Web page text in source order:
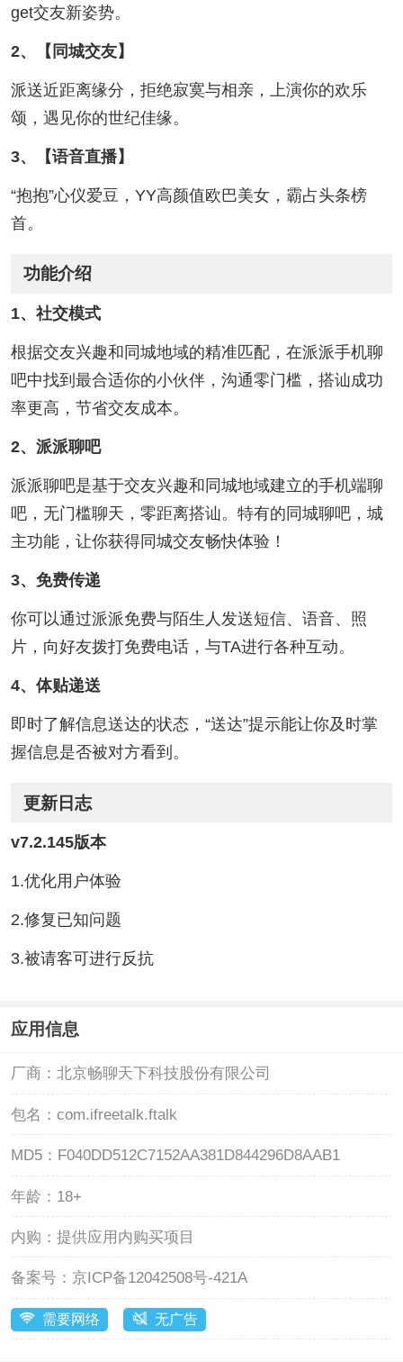
get交友新姿势。
2、【同城交友】
派送近距离缘分，拒绝寂寞与相亲，上演你的欢乐
颂，遇见你的世纪佳缘。
3、【语音直播】
“抱抱”心仪爱豆，YY高颜值欧巴美女，霸占头条榜
首。
功能介绍
1、社交模式
根据交友兴趣和同城地域的精准匹配，在派派手机聊
吧中找到最合适你的小伙伴，沟通零门槛，搭讪成功
率更高，节省交友成本。
2、派派聊吧
派派聊吧是基于交友兴趣和同城地域建立的手机端聊
吧，无门槛聊天，零距离搭讪。特有的同城聊吧，城
主功能，让你获得同城交友畅快体验！
3、免费传递
你可以通过派派免费与陌生人发送短信、语音、照
片，向好友拨打免费电话，与TA进行各种互动。
4、体贴递送
即时了解信息送达的状态，“送达”提示能让你及时掌
握信息是否被对方看到。
更新日志
v7.2.145版本
1.优化用户体验
2.修复已知问题
3.被请客可进行反抗
应用信息
厂商： 北京畅聊天下科技股份有限公司
包名： com.ifreetalk.ftalk
MD5： F040DD512C7152AA381D844296D8AAB1
年龄： 18+
内购： 提供应用内购买项目
备案号： 京ICP备12042508号-421A
需要网络 无广告